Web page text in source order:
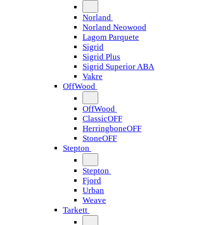
Norland
Norland Neowood
Lagom Parquete
Sigrid
Sigrid Plus
Sigrid Superior ABA
Vakre
OffWood
OffWood
ClassicOFF
HerringboneOFF
StoneOFF
Stepton
Stepton
Fjord
Urban
Weave
Tarkett